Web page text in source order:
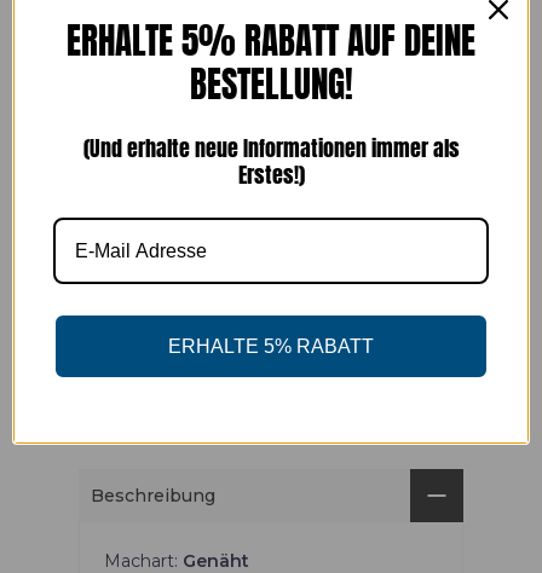
seit 1989
Abholung verfügbar unterFreisingergasse 1
Gewöhnlich fertig in 24 Stunden
Ladeninformationen anzeigen
Beschreibung
Machart: Genäht
ERHALTE 5% RABATT AUF DEINE
BESTELLUNG!
(Und erhalte neue Informationen immer als
Erstes!)
ERHALTE 5% RABATT